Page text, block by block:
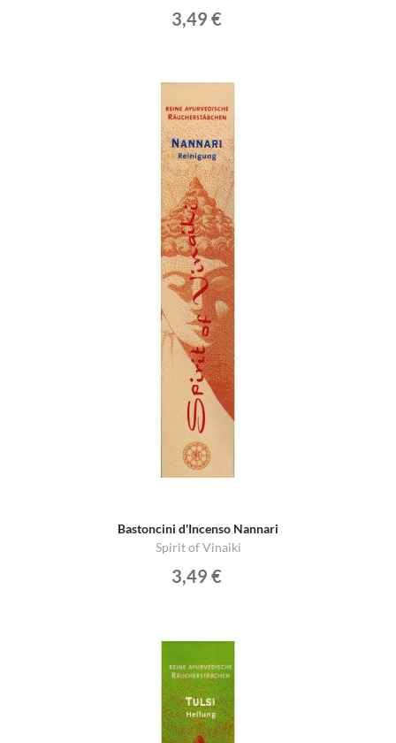
3,49 €
Bastoncini d'Incenso Nannari
Spirit of Vinaiki
3,49 €